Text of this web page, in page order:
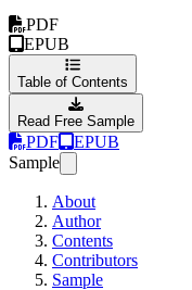
PDF
EPUB
Table of Contents
Read Free Sample
PDF
EPUB
Sample
About
Author
Contents
Contributors
Sample